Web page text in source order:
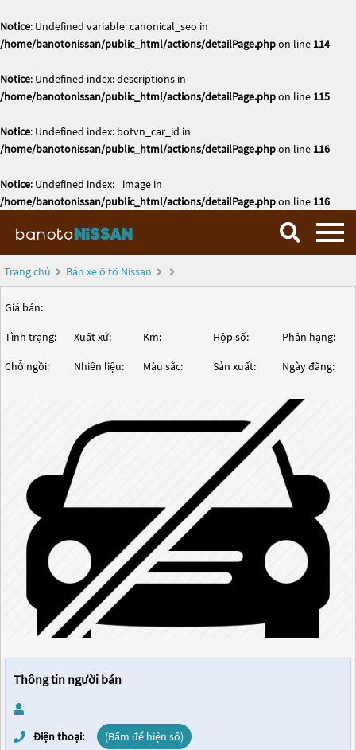
Notice: Undefined variable: canonical_seo in
/home/banotonissan/public_html/actions/detailPage.phpon line 114
Notice: Undefined index: descriptions in
/home/banotonissan/public_html/actions/detailPage.phpon line 115
Notice: Undefined index: botvn_car_id in
/home/banotonissan/public_html/actions/detailPage.phpon line 116
Notice: Undefined index: _image in
/home/banotonissan/public_html/actions/detailPage.phpon line 116
Trang chủ Bán xe ô tô Nissan
Giá bán:
Tình trạng: Xuất xứ: Km: Hộp số: Phân hạng:
Chỗ ngồi: Nhiên liệu: Màu sắc: Sản xuất: Ngày đăng:
Thông tin người bán
Điện thoại: (Bấm để hiện số)